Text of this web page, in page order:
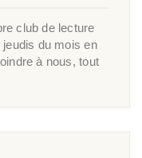
club de lecture
du mois en
à nous, tout